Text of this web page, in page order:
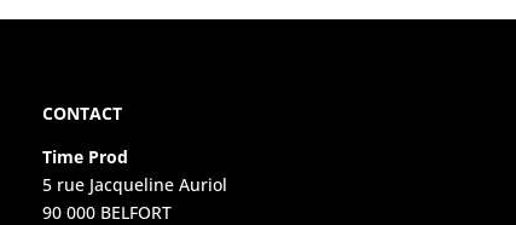
CONTACT
Time Prod
5 rue Jacqueline Auriol
90 000 BELFORT